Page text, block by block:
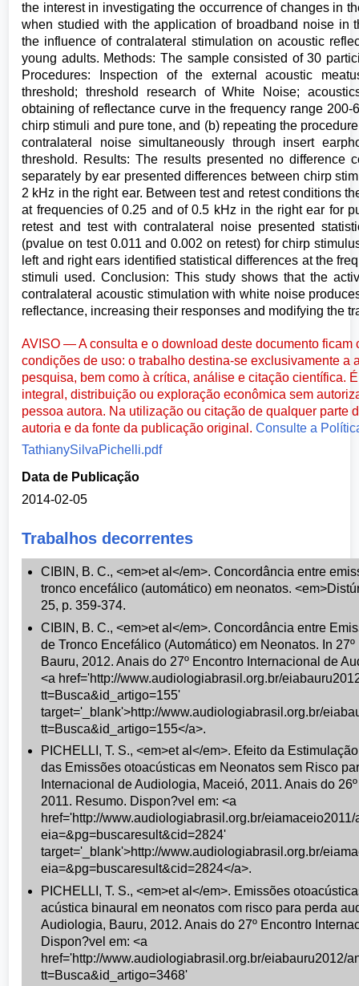
the interest in investigating the occurrence of changes in
when studied with the application of broadband noise in
the influence of contralateral stimulation on acoustic
young adults. Methods: The sample consisted of 30
Procedures: Inspection of the external acoustic
threshold; threshold research of White Noise;
obtaining of reflectance curve in the frequency range
chirp stimuli and pure tone, and (b) repeating the
contralateral noise simultaneously through insert
threshold. Results: The results presented no difference
separately by ear presented differences between chirp
2 kHz in the right ear. Between test and retest conditions
at frequencies of 0.25 and of 0.5 kHz in the right ear for
retest and test with contralateral noise presented
(pvalue on test 0.011 and 0.002 on retest) for chirp
left and right ears identified statistical differences at the
stimuli used. Conclusion: This study shows that the
contralateral acoustic stimulation with white noise
reflectance, increasing their responses and modifying the
AVISO — A consulta e o download deste documento
condições de uso: o trabalho destina-se exclusivamente a
pesquisa, bem como à crítica, análise e citação científica.
integral, distribuição ou exploração econômica sem
pessoa autora. Na utilização ou citação de qualquer parte
autoria e da fonte da publicação original.Consulte a
TathianySilvaPichelli.pdf
Data de Publicação
2014-02-05
Trabalhos decorrentes
CIBIN, B. C., <em>et al</em>. Concordância entre
tronco encefálico (automático) em neonatos.
25, p. 359-374.
CIBIN, B. C., <em>et al</em>. Concordância entre
de Tronco Encefálico (Automático) em Neonatos. In
Bauru, 2012. Anais do 27º Encontro Internacional de
<a href='http://www.audiologiabrasil.org.br/
tt=Busca&id_artigo=155'
target='_blank'>http://www.audiologiabrasil.org.br/
tt=Busca&id_artigo=155</a>.
PICHELLI, T. S., <em>et al</em>. Efeito da
das Emissões otoacústicas em Neonatos sem Risco
Internacional de Audiologia, Maceió, 2011. Anais do
2011. Resumo. Dispon?vel em: <a
href='http://www.audiologiabrasil.org.br/
eia=&pg=buscaresult&cid=2824'
target='_blank'>http://www.audiologiabrasil.org.br/
eia=&pg=buscaresult&cid=2824</a>.
PICHELLI, T. S., <em>et al</em>. Emissões
acústica binaural em neonatos com risco para perda
Audiologia, Bauru, 2012. Anais do 27º Encontro
Dispon?vel em: <a
href='http://www.audiologiabrasil.org.br/eiabauru2012/
tt=Busca&id_artigo=3468'